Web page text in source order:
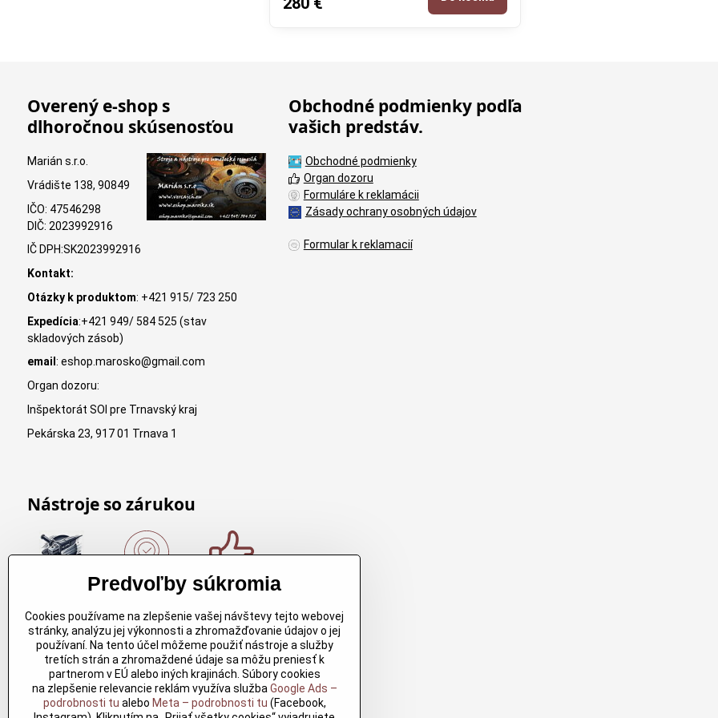
Overený e-shop s
dlhoročnou skúsenosťou
Marián s.r.o.
Vrádište 138, 90849
IČO: 47546298
DIČ: 2023992916
IČ DPH:SK2023992916
Kontakt:
Otázky k produktom: +421 915/ 723 250
Expedícia:+421 949/ 584 525 (stav
skladových zásob)
email : eshop.marosko@gmail.com
Organ dozoru:
Inšpektorát SOI pre Trnavský kraj
Pekárska 23, 917 01 Trnava 1
Obchodné podmienky podľa
vašich predstáv.
Obchodné podmienky
Organ dozoru
Formuláre k reklamácii
Zásady ochrany osobných údajov
Formular k reklamacií
Nástroje so zárukou
Nákup nad
Nákup nad
150€ a máte
dopravu
zdarma.
Produkty
skladom do
24h. Sú
Originálne
Arbortech
Každy
produkt je
vytvoreny
pre
konkretný
účel. Záruka
Kvalitné
náradie
Kvalitné
rezbárske
náradie
overené
časom pre
profesionálov
Predvoľby súkromia
Cookies používame na zlepšenie vašej návštevy tejto webovej
stránky, analýzu jej výkonnosti a zhromažďovanie údajov o jej
používaní. Na tento účel môžeme použiť nástroje a služby
tretích strán a zhromaždené údaje sa môžu preniesť k
partnerom v EÚ alebo iných krajinách. Súbory cookies
na zlepšenie relevancie reklám využíva služba Google Ads –
podrobnosti tu alebo Meta – podrobnosti tu (Facebook,